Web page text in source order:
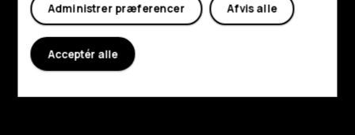
Planet and people
Support
Afvis alle
Administrer præferencer
Acceptér alle